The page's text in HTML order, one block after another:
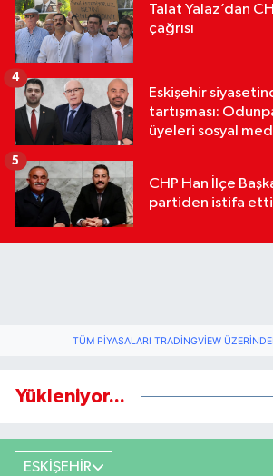
Talat Yalaz’dan
çağrısı
Eskişehir
tartışması:
üyeleri sosyal
4
CHP Han İlçe
partiden istifa etti
5
TÜM PIYASALARI TRADINGVIEW
Yükleniyor...
ESKİŞEHİR